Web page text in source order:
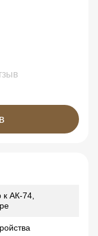
АК-74,